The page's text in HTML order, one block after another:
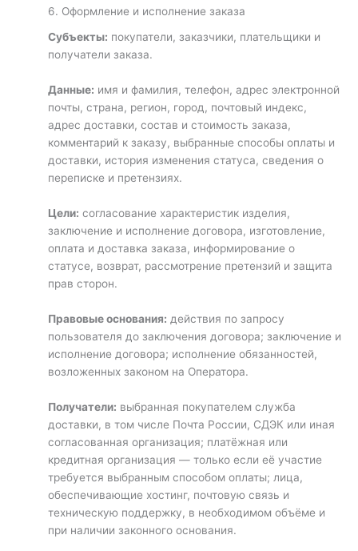
6. Оформление и исполнение заказа
Субъекты: покупатели, заказчики, плательщики и
получатели заказа.
Данные: имя и фамилия, телефон, адрес электронной
почты, страна, регион, город, почтовый индекс,
адрес доставки, состав и стоимость заказа,
комментарий к заказу, выбранные способы оплаты и
доставки, история изменения статуса, сведения о
переписке и претензиях.
Цели: согласование характеристик изделия,
заключение и исполнение договора, изготовление,
оплата и доставка заказа, информирование о
статусе, возврат, рассмотрение претензий и защита
прав сторон.
Правовые основания: действия по запросу
пользователя до заключения договора; заключение и
исполнение договора; исполнение обязанностей,
возложенных законом на Оператора.
Получатели: выбранная покупателем служба
доставки, в том числе Почта России, СДЭК или иная
согласованная организация; платёжная или
кредитная организация — только если её участие
требуется выбранным способом оплаты; лица,
обеспечивающие хостинг, почтовую связь и
техническую поддержку, в необходимом объёме и
при наличии законного основания.